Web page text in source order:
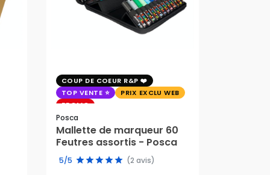
COUP DE COEUR R&P
TOP VENTE
PRIX EXCLU WEB
PROMO
Posca
Mallette de marqueur 60
Feutres assortis - Posca
5/5 (2 avis)
289,00 €
199,00 €